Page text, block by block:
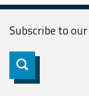
Subscribe to our
Subscribe